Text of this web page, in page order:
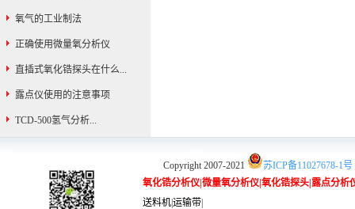
氧气的工业制法
正确使用微量氧分析仪
直插式氧化锆探头在什么...
露点仪使用的注意事项
TCD-500氢气分析...
Copyright 2007-2021
苏ICP备11027678-1号
氧化锆分析仪 微量氧分析仪 氧化锆探头 露点分析
送料机运输带